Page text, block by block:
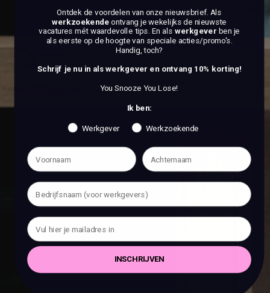
Ontdek de voordelen van onze nieuwsbrief. Als
werkzoekendeontvang je wekelijks de nieuwste
vacatures mét waardevolle tips. En als werkgever ben je
als eerste op de hoogte van speciale acties/promo's.
Handig, toch?
Schrijf je nu in als werkgever en ontvang 10% korting!
You Snooze You Lose!
Ik ben:
Werkgever Werkzoekende
INSCHRIJVEN